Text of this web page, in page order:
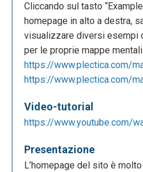
Cliccando sul tasto
homepage in alto a destra,
visualizzare diversi esempi
per le proprie mappe mentali
https://www.plectica.com/
https://www.plectica.com/
Video-tutorial
https://www.youtube.com/
Presentazione
L’homepage del sito è